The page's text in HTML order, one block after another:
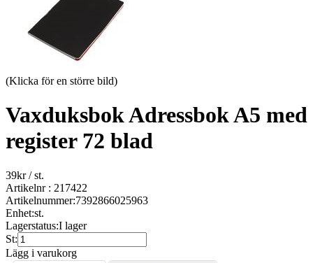
(Klicka för en större bild)
Vaxduksbok Adressbok A5 med
register 72 blad
39kr/ st.
Artikelnr : 217422
Artikelnummer:7392866025963
Enhet:st.
Lagerstatus:I lager
St:
Lägg i varukorg